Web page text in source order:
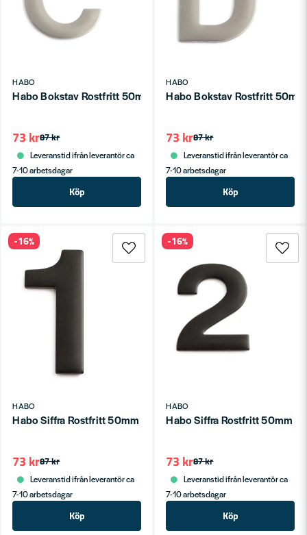
HABO
Habo Bokstav Rostfritt 50mm C SB
87 kr
73 kr
Leveranstid ifrån leverantör ca
7-10 arbetsdagar
Köp
HABO
Habo Bokstav Rostfritt 50mm
87 kr
73 kr
Leveranstid ifrån leverantör ca
7-10 arbetsdagar
Köp
HABO
Habo Siffra Rostfritt 50mm Svart 1 SB
87 kr
73 kr
Leveranstid ifrån leverantör ca
7-10 arbetsdagar
Köp
-16%
HABO
Habo Siffra Rostfritt 50mm
87 kr
73 kr
Leveranstid ifrån leverantör ca
7-10 arbetsdagar
Köp
-16%